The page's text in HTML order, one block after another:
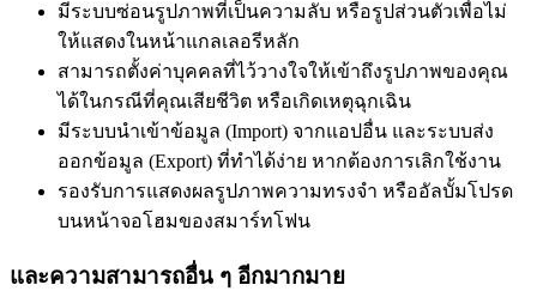
มีระบบซ่อนรูปภาพที่เป็นความลับ หรือรูปส่วนตัวเพื่อไม่
ให้แสดงในหน้าแกลเลอรีหลัก
สามารถตั้งค่าบุคคลที่ไว้วางใจให้เข้าถึงรูปภาพของคุณ
ได้ในกรณีที่คุณเสียชีวิต หรือเกิดเหตุฉุกเฉิน
มีระบบนำเข้าข้อมูล (Import) จากแอปอื่น และระบบส่ง
ออกข้อมูล (Export) ที่ทำได้ง่าย หากต้องการเลิกใช้งาน
รองรับการแสดงผลรูปภาพความทรงจำ หรืออัลบั้มโปรด
บนหน้าจอโฮมของสมาร์ทโฟน
และความสามารถอื่น ๆ อีกมากมาย